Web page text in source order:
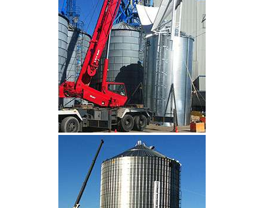
CLIQUEZ POUR AGRANDIR